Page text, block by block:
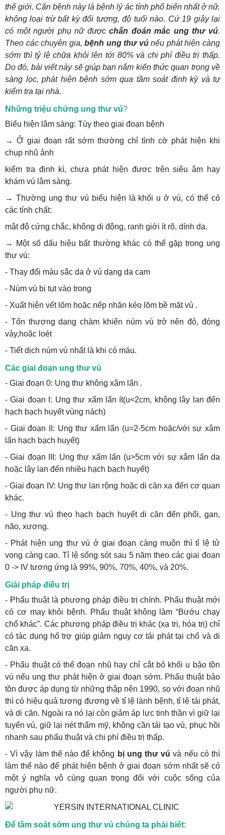
thế giới. Căn bệnh này là bệnh lý ác tính phổ biến nhất ở nữ,
không loại trừ bất kỳ đối tượng, độ tuổi nào. Cứ 19 giây lại
có một người phụ nữ đượcchẩn đoán mắc ung thư vú.
Theo các chuyên gia,bệnh ung thư vúnếu phát hiện càng
sớm thì tỷ lệ chữa khỏi lên tới 80% và chi phí điều trị thấp.
Do đó, bài viết này sẽ giúp bạn nắm kiến thức quan trọng về
sàng lọc, phát hiện bệnh sớm qua tầm soát định kỳ và tự
kiểm tra tại nhà.
Những triệu chứng ung thư vú?
Biểu hiện lâm sàng: Tùy theo giai đoạn bệnh
→ Ở giai đoạn rất sớm thường chỉ tình cờ phát hiện khi
chụp nhũ ảnh
kiểm tra định kì, chưa phát hiện đươc trên siêu âm hay
khám vú lâm sàng.
→ Thường ung thư vú biểu hiện là khối u ở vú, có thể có
các tính chất:
mật độ cứng chắc, không di động, ranh giới ít rõ, dính da.
→ Một số dấu hiệu bất thường khác có thể gặp trong ung
thư vú:
- Thay đổi màu sắc da ở vú dạng da cam
- Núm vú bị tụt vào trong
- Xuất hiện vết lõm hoặc nếp nhăn kéo lõm bề mặt vú .
- Tổn thương dạng chàm khiến núm vú trở nên đỏ, đóng
vảy,hoặc loét
- Tiết dịch núm vú nhất là khi có máu.
Các giai đoạn ung thư vú
- Giai đoạn 0: Ung thư không xâm lấn .
- Giai đoạn I: Ung thư xấm lấn ít(u<2cm, không lây lan đến
hạch bạch huyết vùng nách)
- Giai đoạn II: Ung thư xấm lấn (u=2-5cm hoặc/với sự xâm
lấn hạch bạch huyết)
- Giai đoạn III: Ung thư xấm lấn (u>5cm với sự xâm lấn da
hoặc lây lan đến nhiều hạch bạch huyết)
- Giai đoạn IV: Ung thư lan rộng hoặc di căn xa đến cơ quan
khác.
- Ung thư vú theo hạch bạch huyết di căn đến phổi, gan,
não, xương.
- Phát hiện ung thư vú ở giai đoạn càng muộn thì tỉ lệ tử
vong càng cao. Tỉ lệ sống sót sau 5 năm theo các giai đoạn
0 -> IV tương ứng là 99%, 90%, 70%, 40%, và 20%.
Giải pháp điều trị
- Phẩu thuật là phương pháp điều trị chính. Phẩu thuật mới
có cơ may khỏi bệnh. Phẩu thuật không làm “Bướu chạy
chổ khác”. Các phương pháp điều trị khác (xạ trị, hóa trị) chỉ
có tác dụng hổ trợ giúp giảm nguy cơ tái phát tại chổ và di
căn xa.
- Phẩu thuật có thể đoạn nhũ hay chỉ cắt bỏ khối u bảo tồn
vú nếu ung thư phát hiện ở giai đoạn sớm. Phẩu thuật bảo
tồn được áp dụng từ những thập nên 1990, so với đoạn nhũ
thì có hiệu quả tương đương về tỉ lệ lành bệnh, tỉ lệ tái phát,
và di căn. Ngoài ra nó lại còn giảm áp lực tinh thần vì giữ lại
tuyến vú, giữ lại nét thẩm mỹ, không cần tái tạo vú, phục hồi
nhanh sau phẩu thuật và chi phí điều trị thấp.
- Vì vậy làm thế nào để không bị ung thư vúvà nếu có thì
làm thế nào để phát hiện bệnh ở giai đoạn sớm nhất sẽ có
một ý nghĩa vô cùng quan trọng đối với cuộc sống của
người phụ nữ.
Để tầm soát sớm ung thư vú chúng ta phải biết: